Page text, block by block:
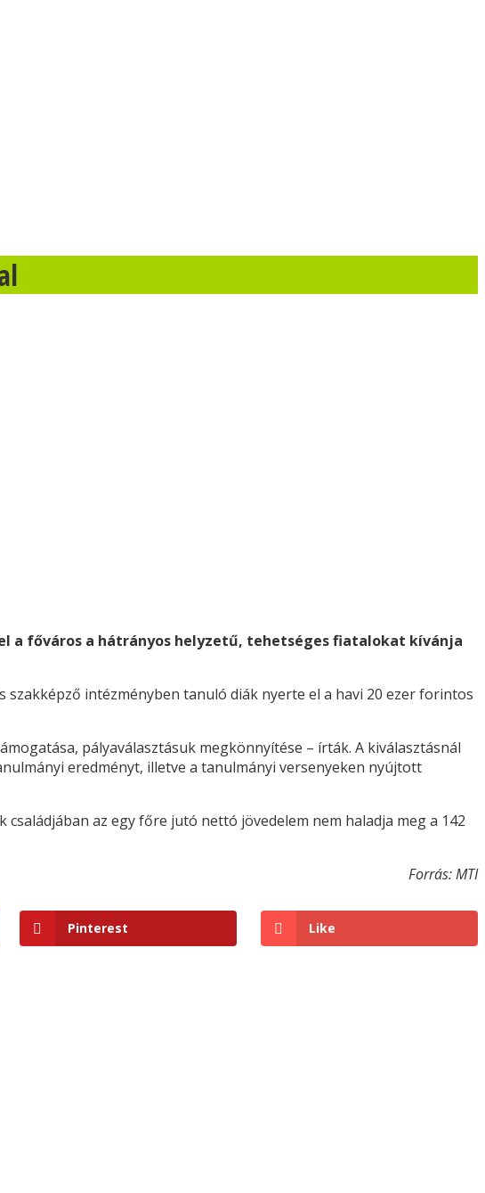
a főváros a hátrányos helyzetű, tehetséges fiatalokat kívánja
intézményben tanuló diák nyerte el a havi 20 ezer forintos
pályaválasztásuk megkönnyítése – írták. A kiválasztásnál
eredményt, illetve a tanulmányi versenyeken nyújtott
az egy főre jutó nettó jövedelem nem haladja meg a 142
Forrás: MTI
Pinterest Like